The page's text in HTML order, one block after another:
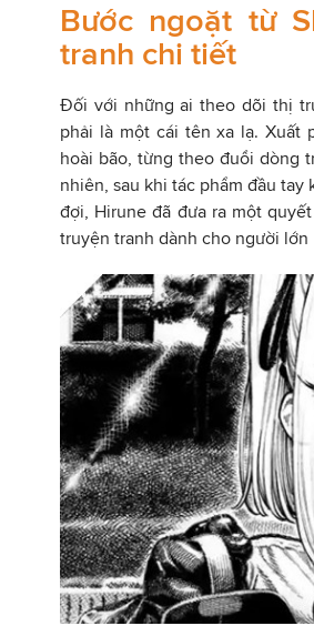
Bước ngoặt từ
tranh chi tiết
Đối với những ai theo dõi thị
phải là một cái tên xa lạ. Xuất
hoài bão, từng theo đuổi dòng
nhiên, sau khi tác phẩm đầu
đợi, Hirune đã đưa ra một
truyện tranh dành cho người lớn